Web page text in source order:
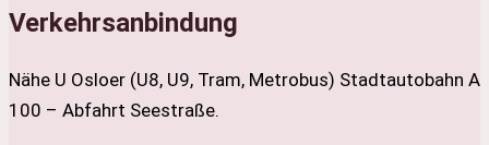
Verkehrsanbindung
Nähe U Osloer (U8, U9, Tram, Metrobus) Stadtautobahn A
100 – Abfahrt Seestraße.